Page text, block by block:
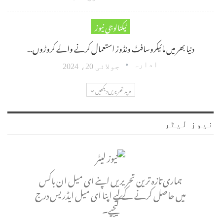
ٹیکنالوجی نیوز
دنیا بھر میں مائیکروسافٹ ونڈوز استعمال کرنے والے کروڑوں…
ادارہ جولائی 20، 2024
مزید تحریریں دیکھیں
نیوز لیٹر
ہماری تازہ ترین تحریریں اپنے ای میل ان باکس
میں حاصل کرنے کے لیے اپنا ای میل ایڈریس درج
کیجیے۔